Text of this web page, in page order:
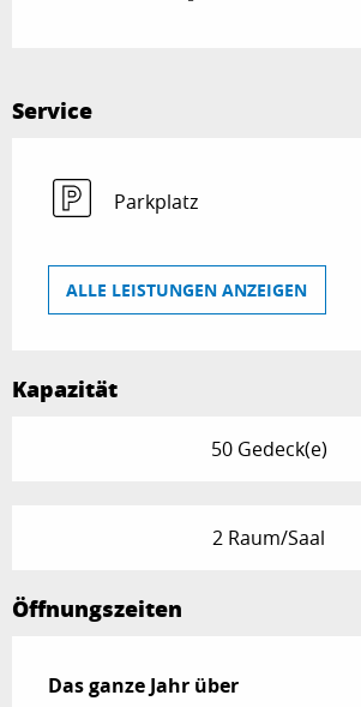
Service
Parkplatz
ALLE LEISTUNGEN ANZEIGEN
Kapazität
50 Gedeck(e)
2 Raum/Saal
Öffnungszeiten
Das ganze Jahr über
Das ganze Jahr über